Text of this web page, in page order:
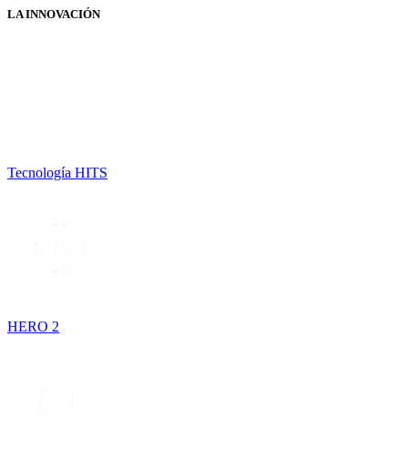
LA INNOVACIÓN
Tecnología HITS
HERO 2